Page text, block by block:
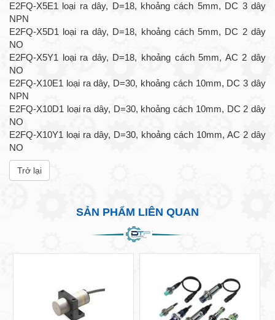
E2FQ-X5E1 loại ra dây, D=18, khoảng cách 5mm, DC 3 dây
NPN
E2FQ-X5D1 loại ra dây, D=18, khoảng cách 5mm, DC 2 dây
NO
E2FQ-X5Y1 loại ra dây, D=18, khoảng cách 5mm, AC 2 dây
NO
E2FQ-X10E1 loại ra dây, D=30, khoảng cách 10mm, DC 3 dây
NPN
E2FQ-X10D1 loại ra dây, D=30, khoảng cách 10mm, DC 2 dây
NO
E2FQ-X10Y1 loại ra dây, D=30, khoảng cách 10mm, AC 2 dây
NO
Trở lại
SẢN PHẨM LIÊN QUAN